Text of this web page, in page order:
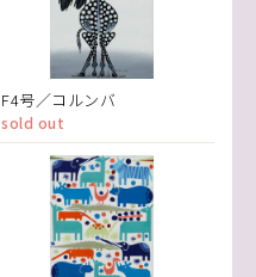
F4号／コルンバ
sold out